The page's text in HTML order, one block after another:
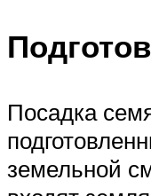
Посадка
земельной